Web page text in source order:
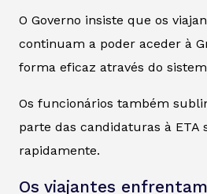
O Governo insiste que os
continuam a poder aceder à
forma eficaz através do
Os funcionários também
parte das candidaturas à ETA
rapidamente.
Os viajantes